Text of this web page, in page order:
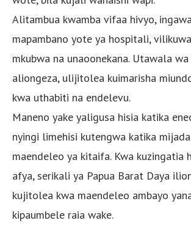
Alitambua kwamba vifaa hivyo,
mapambano yote ya hospitali,
mkubwa na unaoonekana. Utawala wa
aliongeza, ulijitolea kuimarisha
kwa uthabiti na endelevu.
Maneno yake yaligusa hisia katika
nyingi limehisi kutengwa katika
maendeleo ya kitaifa. Kwa kuzingatia
afya, serikali ya Papua Barat Daya
kujitolea kwa maendeleo ambayo
kipaumbele raia wake.